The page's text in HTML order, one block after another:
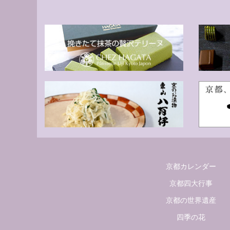
京都カレンダー
京都四大行事
京都の世界遺産
四季の花